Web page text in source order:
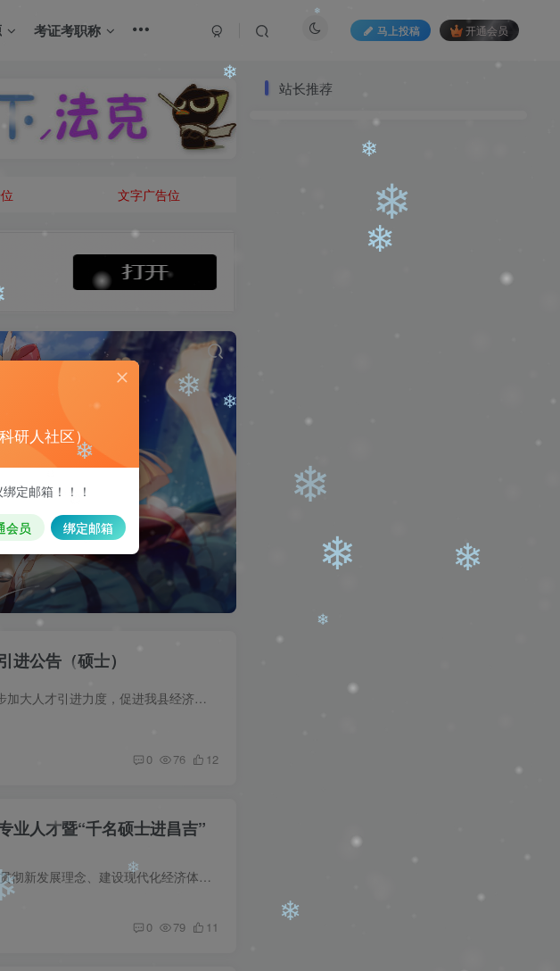
考证考职称 马上投稿 开通会员
文字广告位
公告（硕士）
报名时间：7月19日8:00-7月21日18:00 为深入推进人才强县战略，进一步加大人才引进力度，促进我县经济社会发展，提升人才综合竞争力，经中共衡阳县委人才工作领导小组同意，我县部分事业单位决...
0 76 12
业人才暨“千名硕士进昌吉”
为坚定不移贯彻落实人才强州战略，充分发挥各类人才在维护社会稳定、贯彻新发展理念、建设现代化经济体系中的重要作用，按照《关于印发自治区事业单位面向社会公开招聘工作人员办法的通知》（新...
0 79 11
站长推荐
研人社区）
定邮箱！！！
会员 绑定邮箱
❄
❄
❄
❄
❄